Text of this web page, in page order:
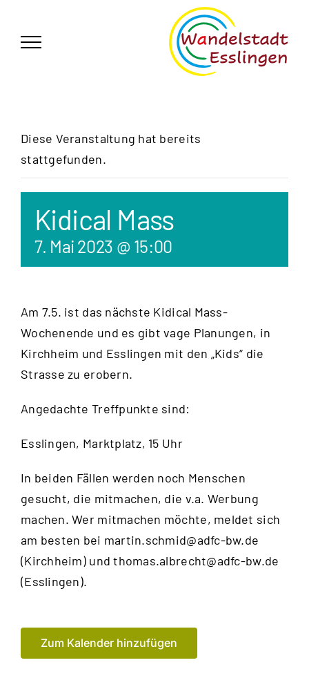
springen
Diese Veranstaltung hat bereits
stattgefunden.
Kidical Mass
7. Mai 2023 @ 15:00
Am 7.5. ist das nächste Kidical Mass-
Wochenende und es gibt vage Planungen, in
Kirchheim und Esslingen mit den „Kids“ die
Strasse zu erobern.
Angedachte Treffpunkte sind:
Esslingen, Marktplatz, 15 Uhr
In beiden Fällen werden noch Menschen
gesucht, die mitmachen, die v.a. Werbung
machen. Wer mitmachen möchte, meldet sich
am besten bei martin.schmid@adfc-bw.de
(Kirchheim) undthomas.albrecht@adfc-bw.de
(Esslingen).
Zum Kalender hinzufügen